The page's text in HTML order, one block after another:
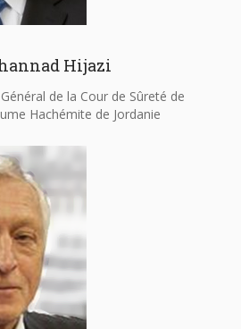
Hijazi
de la Cour de Sûreté de
Hachémite de Jordanie